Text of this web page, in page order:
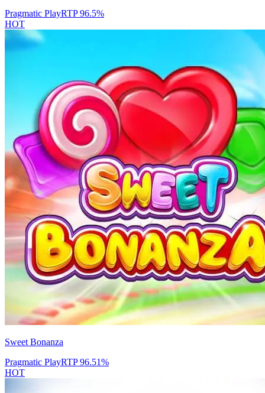
Pragmatic PlayRTP96.5%
HOT
Sweet Bonanza
Pragmatic PlayRTP96.51%
HOT